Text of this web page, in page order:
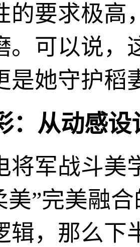
的要求极高
。可以说，
是她守护稻
：从动感
将军战斗美
美”完美融
辑，那么下